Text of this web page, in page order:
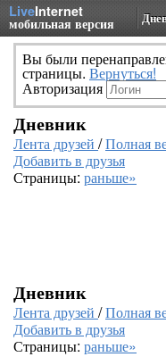
LiveInternet
мобильная версия
Вы были
страницы. Вернуться!
Авторизация
Дневник
Лента друзей /Полная
Добавить в друзья
Страницы: раньше»
Дневник
Лента друзей /Полная
Добавить в друзья
Страницы: раньше»